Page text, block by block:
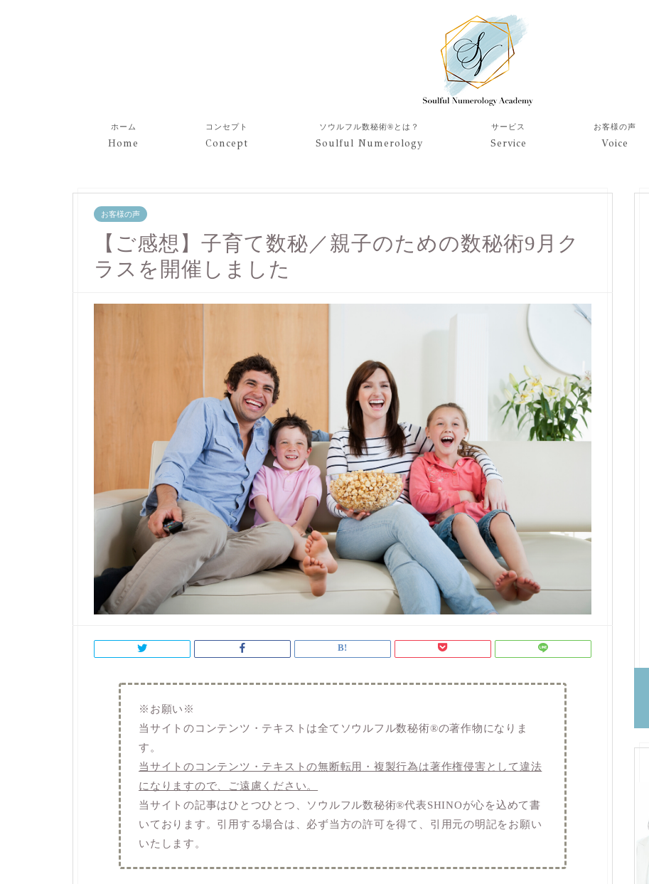
ホーム
Home
コンセプト
Concept
ソウルフル数秘術®︎とは？
Soulful Numerology
サービス
Service
お客様の声
Voice
お客様の声
【ご感想】子育て数秘／親子のための数秘術9月ク
ラスを開催しました
※お願い※
当サイトのコンテンツ・テキストは全てソウルフル数秘術®️の著作物になりま
す。
当サイトのコンテンツ・テキストの無断転用・複製行為は著作権侵害として違法
になりますので、ご遠慮ください。
当サイトの記事はひとつひとつ、ソウルフル数秘術®️代表SHINOが心を込めて書
いております。引用する場合は、必ず当方の許可を得て、引用元の明記をお願い
いたします。